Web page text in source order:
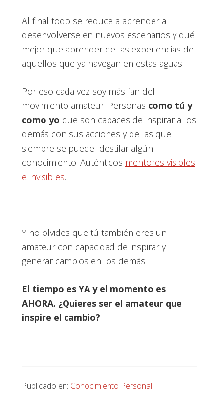
Al final todo se reduce a aprender a
desenvolverse en nuevos escenarios y qué
mejor que aprender de las experiencias de
aquellos que ya navegan en estas aguas.
Por eso cada vez soy más fan del
movimiento amateur. Personas como tú y
como yo que son capaces de inspirar a los
demás con sus acciones y de las que
siempre se puede destilar algún
conocimiento. Auténticos mentores visibles
e invisibles.
Y no olvides que tú también eres un
amateur con capacidad de inspirar y
generar cambios en los demás.
El tiempo es YA y el momento es
AHORA. ¿Quieres ser el amateur que
inspire el cambio?
Publicado en: Conocimiento Personal